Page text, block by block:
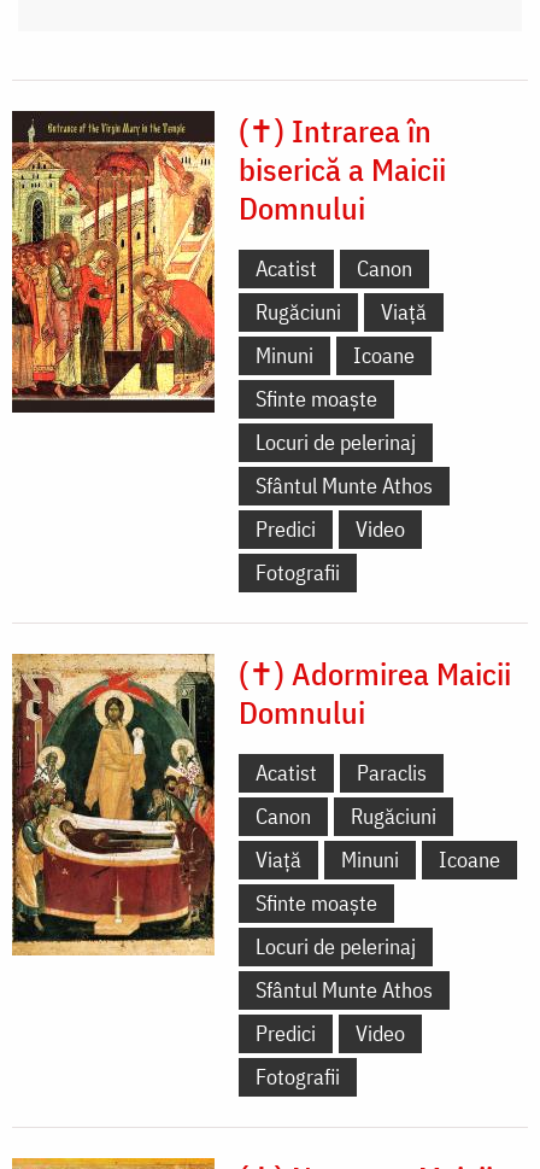
(✝) Intrarea în
biserică a Maicii
Domnului
Acatist
Canon
Rugăciuni
Viață
Minuni
Icoane
Sfinte moaște
Locuri de pelerinaj
Sfântul Munte Athos
Predici
Video
Fotografii
(✝) Adormirea Maicii
Domnului
Acatist
Paraclis
Canon
Rugăciuni
Viață
Minuni
Icoane
Sfinte moaște
Locuri de pelerinaj
Sfântul Munte Athos
Predici
Video
Fotografii